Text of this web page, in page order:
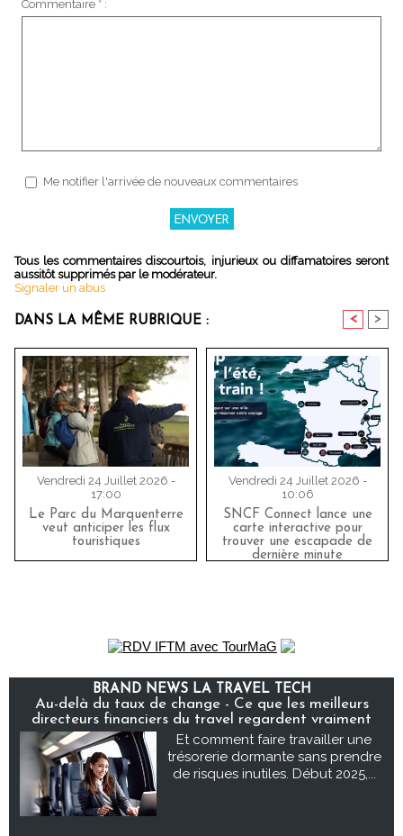
Commentaire * :
Me notifier l'arrivée de nouveaux commentaires
Tous les commentaires discourtois, injurieux ou diffamatoires seront
aussitôt supprimés par le modérateur.
Signaler un abus
DANS LA MÊME RUBRIQUE : < >
Vendredi 24 Juillet 2026 -
17:00
Le Parc du Marquenterre
veut anticiper les flux
touristiques
Vendredi 24 Juillet 2026 -
10:06
SNCF Connect lance une
carte interactive pour
trouver une escapade de
dernière minute
BRAND NEWS LA TRAVEL TECH
Au-delà du taux de change - Ce que les meilleurs
directeurs financiers du travel regardent vraiment
Et comment faire travailler une
trésorerie dormante sans prendre
de risques inutiles. Début 2025,...